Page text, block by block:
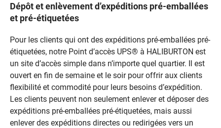
Dépôt et enlèvement d’expéditions pré-emballées
et pré-étiquetées
Pour les clients qui ont des expéditions pré-emballées pré-
étiquetées, notre Point d’accès UPS® à HALIBURTON est
un site d’accès simple dans n’importe quel quartier. Il est
ouvert en fin de semaine et le soir pour offrir aux clients
flexibilité et commodité pour leurs besoins d’expédition.
Les clients peuvent non seulement enlever et déposer des
expéditions pré-emballées pré-étiquetées, mais aussi
enlever des expéditions directes ou redirigées vers un